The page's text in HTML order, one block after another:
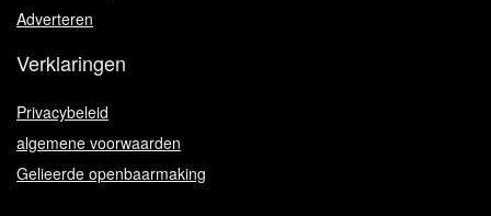
Adverteren
Verklaringen
Privacybeleid
algemene voorwaarden
Gelieerde openbaarmaking